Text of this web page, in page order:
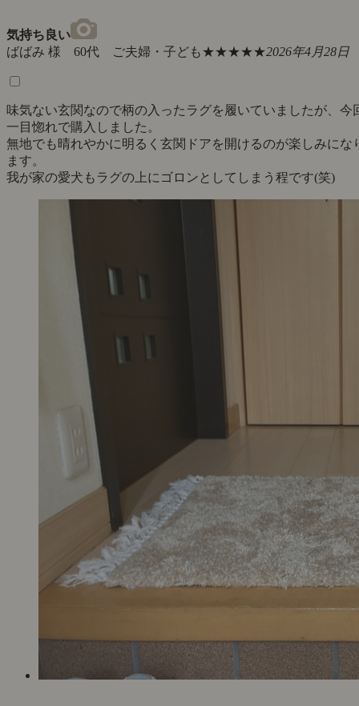
気持ち良い
ばばみ 様 60代 ご夫婦・子ども★★★★★2026年4月28日
味気ない玄関なので柄の入ったラグを履いていましたが、今
一目惚れで購入しました。
無地でも晴れやかに明るく玄関ドアを開けるのが楽しみにな
ます。
我が家の愛犬もラグの上にゴロンとしてしまう程です(笑)